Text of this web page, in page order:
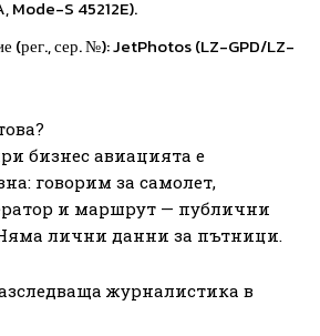
Mode-S 45212E).
(рег., сер. №): JetPhotos (LZ-GPD/LZ-
бизнес авиацията е
говорим за самолет,
и маршрут — публични
лични данни за пътници.
журналистика в